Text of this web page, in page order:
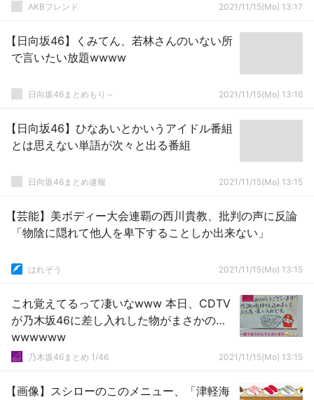
AKBフレンド 2021/11/15(Mo) 13:17
【日向坂46】くみてん、若林さんのいない所
で言いたい放題wwww
日向坂46まとめもり～ 2021/11/15(Mo) 13:16
【日向坂46】ひなあいとかいうアイドル番組
とは思えない単語が次々と出る番組
日向坂46まとめ速報 2021/11/15(Mo) 13:15
【芸能】美ボディー大会連覇の西川貴教、批判の声に反論
「物陰に隠れて他人を卑下することしか出来ない」
はれぞう 2021/11/15(Mo) 13:15
これ覚えてるって凄いなwww 本日、CDTV
が乃木坂46に差し入れした物がまさかの…
wwwwww
乃木坂46まとめ 1/46 2021/11/15(Mo) 13:15
【画像】スシローのこのメニュー、「津軽海